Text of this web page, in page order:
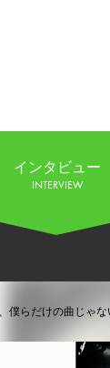
インタビュー
INTERVIEW
らだけの曲じゃな